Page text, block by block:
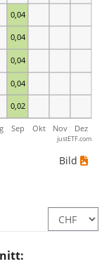
0,02
0,04
0,04
0,04
0,04
Sep Okt Nov Dez
justETF.com
Bild